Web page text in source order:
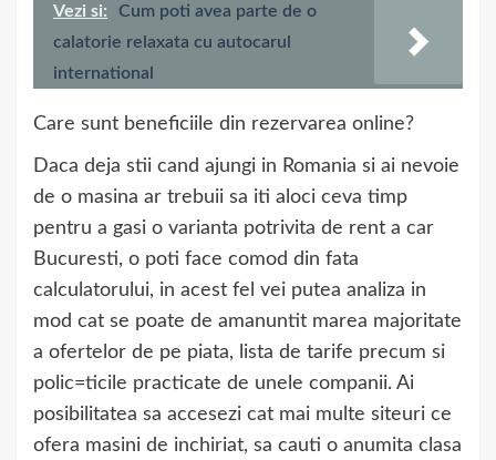
Vezi si:
Cum poti avea parte de o
calatorie relaxata cu autocarul
international
Care sunt beneficiile din rezervarea online?
Daca deja stii cand ajungi in Romania si ai nevoie
de o masina ar trebuii sa iti aloci ceva timp
pentru a gasi o varianta potrivita de rent a car
Bucuresti, o poti face comod din fata
calculatorului, in acest fel vei putea analiza in
mod cat se poate de amanuntit marea majoritate
a ofertelor de pe piata, lista de tarife precum si
polic=ticile practicate de unele companii. Ai
posibilitatea sa accesezi cat mai multe siteuri ce
ofera masini de inchiriat, sa cauti o anumita clasa